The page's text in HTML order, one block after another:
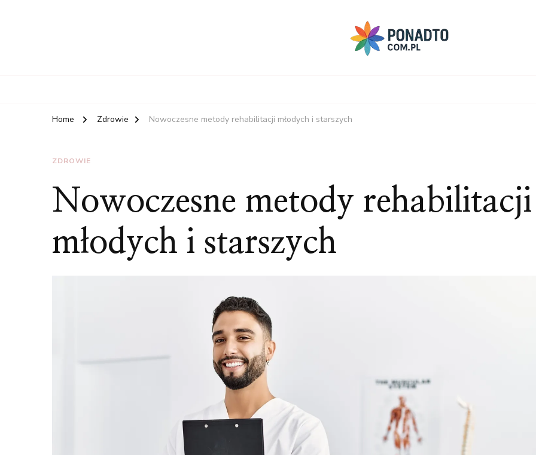
Home Zdrowie Nowoczesne metody rehabilitacji młodych i starszych
ZDROWIE
Nowoczesne metody rehabilitacji
młodych i starszych